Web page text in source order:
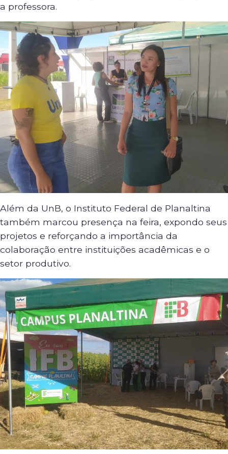
a professora.
Além da UnB, o Instituto Federal de Planaltina
também marcou presença na feira, expondo seus
projetos e reforçando a importância da
colaboração entre instituições acadêmicas e o
setor produtivo.